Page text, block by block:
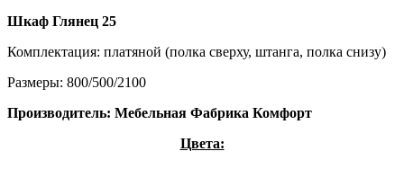
Шкаф Глянец 25
Комплектация: платяной (полка сверху, штанга, полка снизу)
Размеры: 800/500/2100
Производитель: Мебельная Фабрика Комфорт
Цвета: